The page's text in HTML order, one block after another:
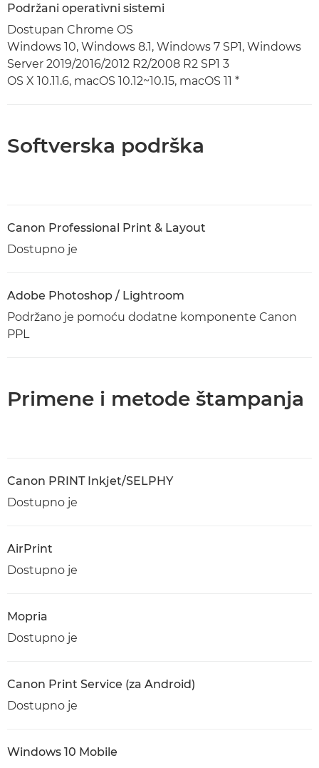
Podržani operativni sistemi
Dostupan Chrome OS
Windows 10, Windows 8.1, Windows 7 SP1, Windows
Server 2019/2016/2012 R2/2008 R2 SP1 3
OS X 10.11.6, macOS 10.12~10.15, macOS 11 *
Softverska podrška
Canon Professional Print & Layout
Dostupno je
Adobe Photoshop / Lightroom
Podržano je pomoću dodatne komponente Canon
PPL
Primene i metode štampanja
Canon PRINT Inkjet/SELPHY
Dostupno je
AirPrint
Dostupno je
Mopria
Dostupno je
Canon Print Service (za Android)
Dostupno je
Windows 10 Mobile